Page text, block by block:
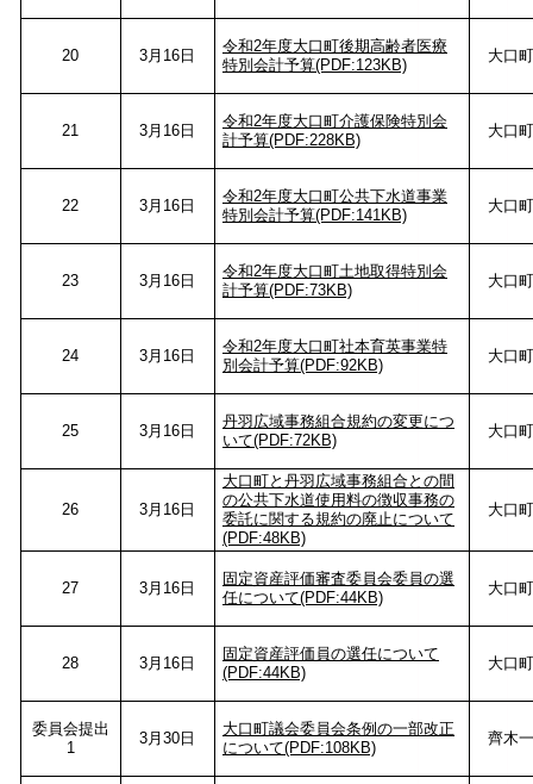
20 3月16日
令和2年度大口町後期高齢者医療
特別会計予算(PDF:123KB)
大口
21 3月16日
令和2年度大口町介護保険特別会
計予算(PDF:228KB)
大口
22 3月16日
令和2年度大口町公共下水道事業
特別会計予算(PDF:141KB)
大口
23 3月16日
令和2年度大口町土地取得特別会
計予算(PDF:73KB)
大口
24 3月16日
令和2年度大口町社本育英事業特
別会計予算(PDF:92KB)
大口
25 3月16日
丹羽広域事務組合規約の変更につ
いて(PDF:72KB)
大口
26 3月16日
大口町と丹羽広域事務組合との間
の公共下水道使用料の徴収事務の
委託に関する規約の廃止について
(PDF:48KB)
大口
27 3月16日
固定資産評価審査委員会委員の選
任について(PDF:44KB)
大口
28 3月16日
固定資産評価員の選任について
(PDF:44KB)
大口
委員会提出
1
3月30日
大口町議会委員会条例の一部改正
について(PDF:108KB)
齊木